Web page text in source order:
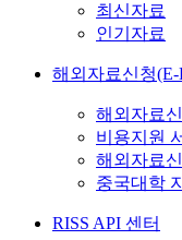
최신자료
인기자료
해외자료신청(E-
해외자료
비용지원
해외자료
중국대학
RISS API 센터